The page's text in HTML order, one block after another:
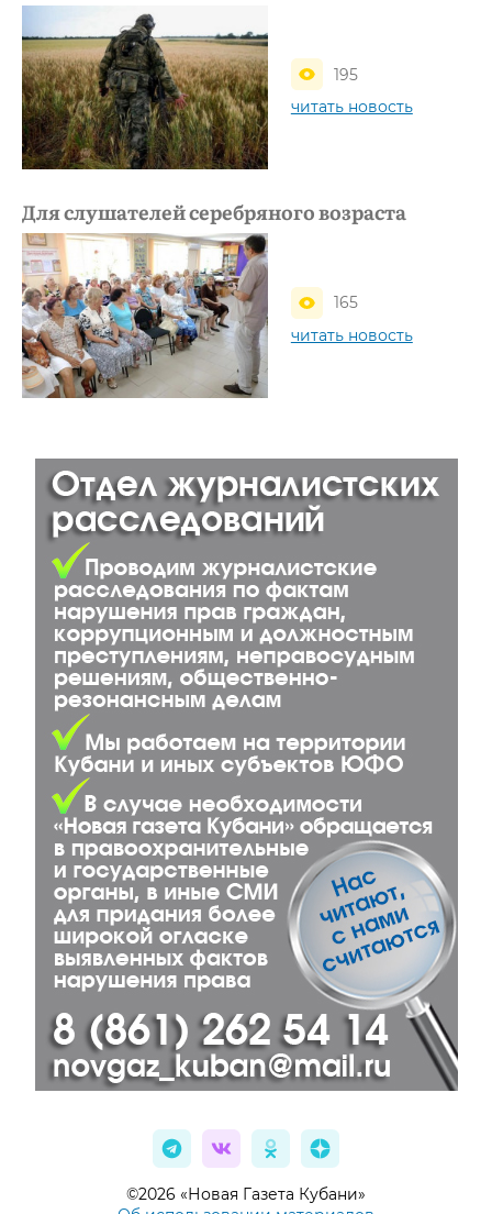
195
читать новость
Для слушателей серебряного возраста
165
читать новость
©2026 «Новая Газета Кубани»